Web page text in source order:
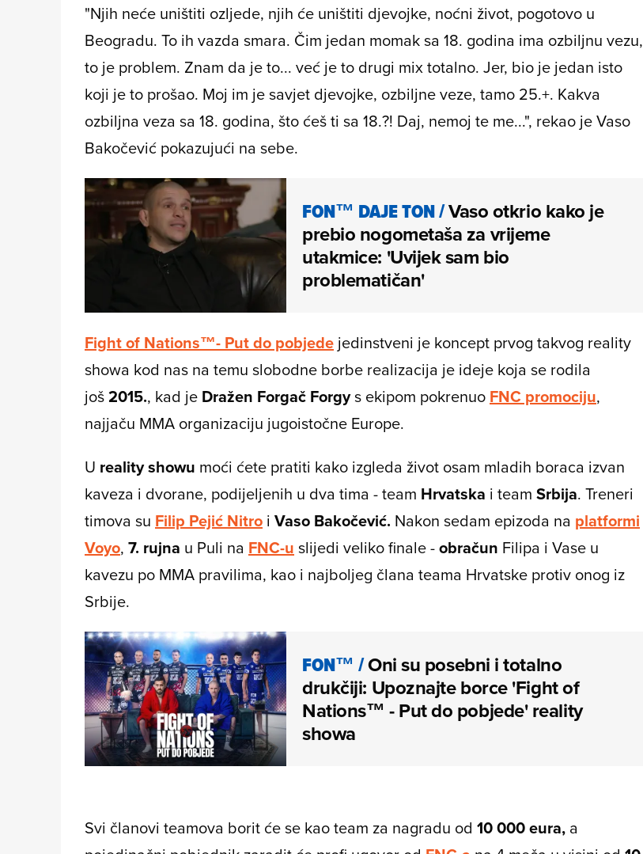
"Njih neće uništiti ozljede, njih će uništiti djevojke, noćni život, pogotovo u
Beogradu. To ih vazda smara. Čim jedan momak sa 18. godina ima ozbiljnu vezu,
to je problem. Znam da je to... već je to drugi mix totalno. Jer, bio je jedan isto
koji je to prošao. Moj im je savjet djevojke, ozbiljne veze, tamo 25.+. Kakva
ozbiljna veza sa 18. godina, što ćeš ti sa 18.?! Daj, nemoj te me...", rekao je Vaso
Bakočević pokazujući na sebe.
FON™ DAJE TON/Vaso otkrio kako je
prebio nogometaša za vrijeme
utakmice: 'Uvijek sam bio
problematičan'
Fight of Nations™- Put do pobjede jedinstveni je koncept prvog takvog reality
showa kod nas na temu slobodne borbe realizacija je ideje koja se rodila
još2015., kad je Dražen Forgač Forgys ekipom pokrenuo FNC promociju,
najjaču MMA organizaciju jugoistočne Europe.
U reality showu moći ćete pratiti kako izgleda život osam mladih boraca izvan
kaveza i dvorane, podijeljenih u dva tima - team Hrvatska i team Srbija. Treneri
timova su Filip Pejić Nitro i Vaso Bakočević. Nakon sedam epizoda na platformi
Voyo, 7. rujna u Puli na FNC-u slijedi veliko finale -obračun Filipa i Vase u
kavezu po MMA pravilima, kao i najboljeg člana teama Hrvatske protiv onog iz
Srbije.
FON™ /Oni su posebni i totalno
drukčiji: Upoznajte borce 'Fight of
Nations™ - Put do pobjede' reality
showa
Svi članovi teamova borit će se kao team za nagradu od 10 000 eura, a